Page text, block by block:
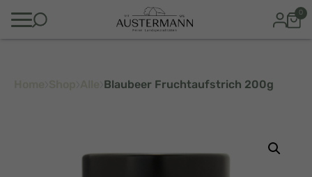
0
Blaubeer Fruchtaufstrich 200g